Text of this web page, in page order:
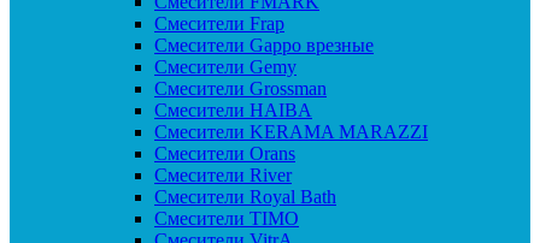
Смесители Frap
Смесители Gappo врезные
Смесители Gemy
Смесители Grossman
Смесители HAIBA
Смесители KERAMA MARAZZI
Смесители Orans
Смесители River
Смесители Royal Bath
Смесители TIMO